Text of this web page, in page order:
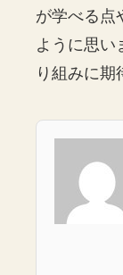
が学べる点
ように思い
り組みに期